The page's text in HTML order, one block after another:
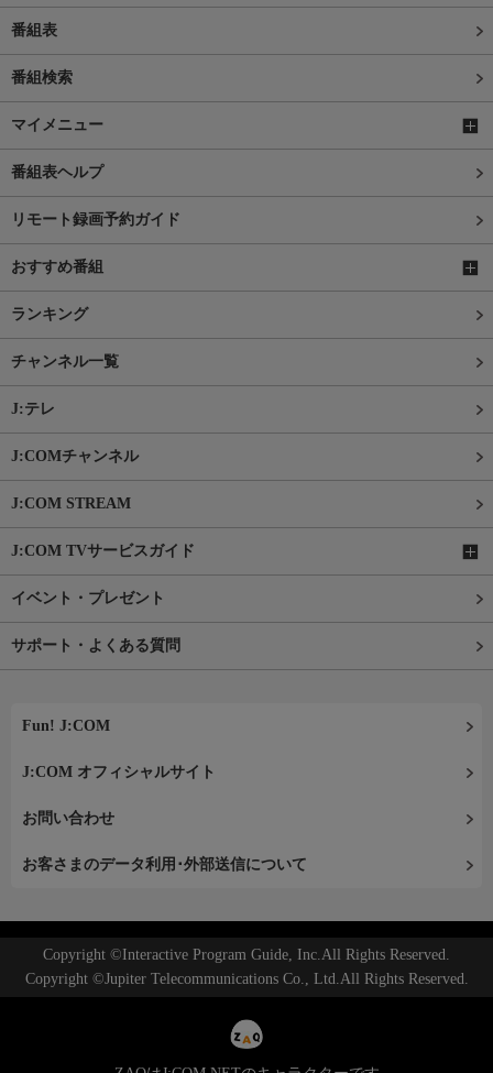
番組表
番組検索
マイメニュー
番組表ヘルプ
リモート録画予約ガイド
おすすめ番組
ランキング
チャンネル一覧
J:テレ
J:COMチャンネル
J:COM STREAM
J:COM TVサービスガイド
イベント・プレゼント
サポート・よくある質問
Fun! J:COM
J:COM オフィシャルサイト
お問い合わせ
お客さまのデータ利用･外部送信について
Copyright ©Interactive Program Guide, Inc.All Rights Reserved.
Copyright ©Jupiter Telecommunications Co., Ltd.All Rights Reserved.